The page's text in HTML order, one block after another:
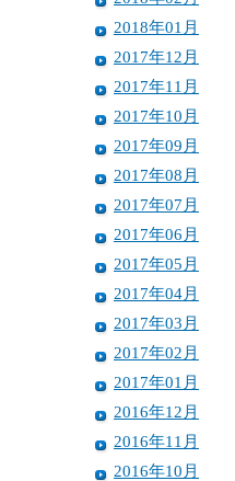
2018年01月
2017年12月
2017年11月
2017年10月
2017年09月
2017年08月
2017年07月
2017年06月
2017年05月
2017年04月
2017年03月
2017年02月
2017年01月
2016年12月
2016年11月
2016年10月